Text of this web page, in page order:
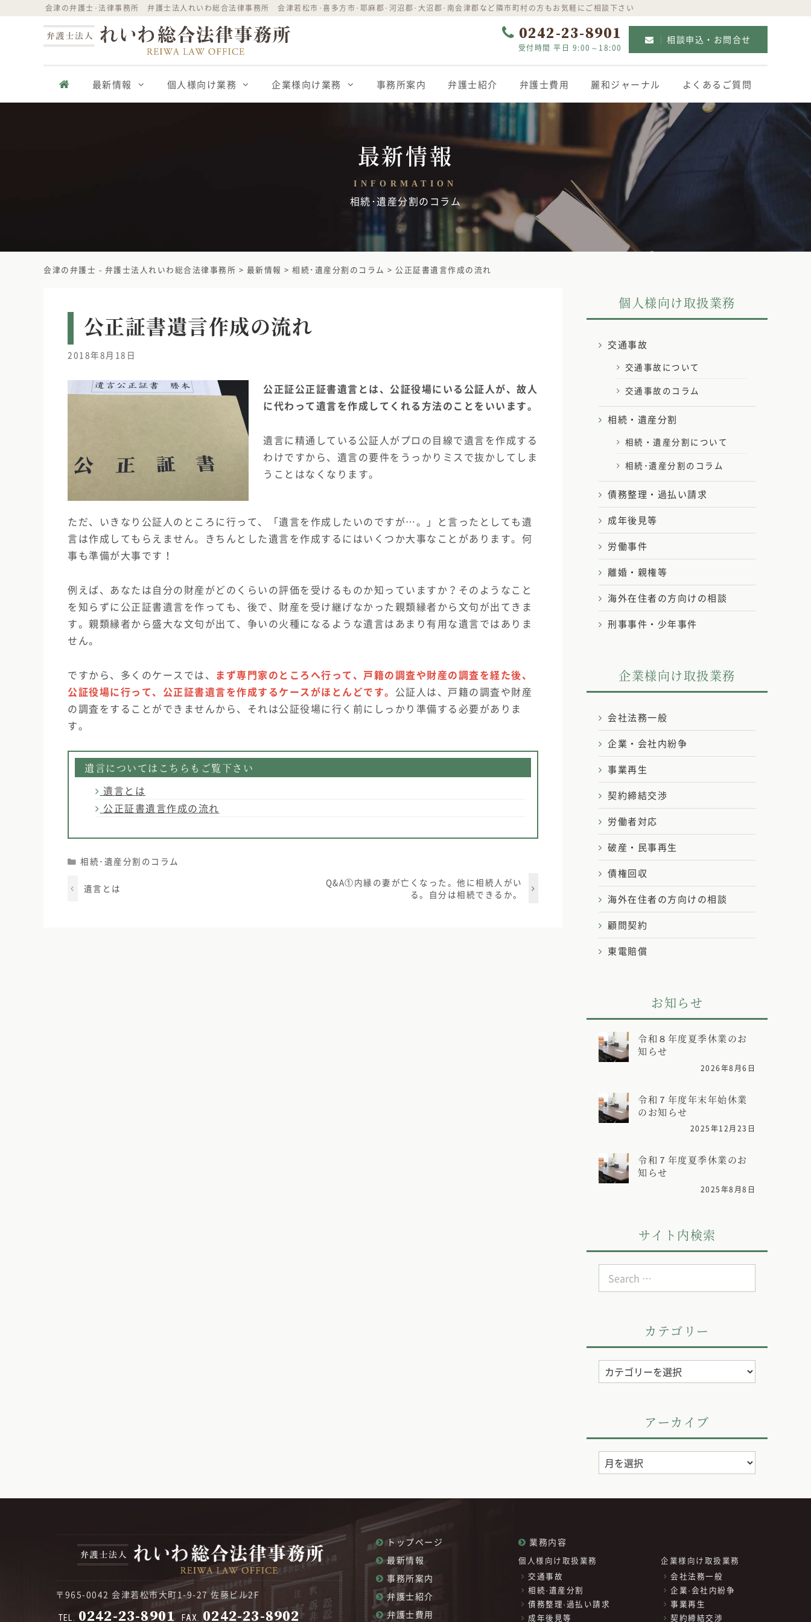
会津の弁護士･法律事務所 弁護士法人れいわ総合法律事務所 会津若松市･喜多方市･耶麻郡･河沼郡･大沼郡･南会津郡など隣市町村の方もお気軽にご相談下さい
0242-23-8901
受付時間 平日 9:00～18:00
相談申込・お問合せ
最新情報 個人様向け業務 企業様向け業務 事務所案内 弁護士紹介 弁護士費用 麗和ジャーナル よくあるご質問
最新情報
INFORMATION
相続･遺産分割のコラム
会津の弁護士 - 弁護士法人れいわ総合法律事務所 > 最新情報 > 相続･遺産分割のコラム > 公正証書遺言作成の流れ
公正証書遺言作成の流れ
2018年8月18日
公正証公正証書遺言とは、公証役場にいる公証人が、故人
に代わって遺言を作成してくれる方法のことをいいます。
遺言に精通している公証人がプロの目線で遺言を作成する
わけですから、遺言の要件をうっかりミスで抜かしてしま
うことはなくなります。
ただ、いきなり公証人のところに行って、「遺言を作成したいのですが…。」と言ったとしても遺
言は作成してもらえません。きちんとした遺言を作成するにはいくつか大事なことがあります。何
事も準備が大事です！
例えば、あなたは自分の財産がどのくらいの評価を受けるものか知っていますか？そのようなこと
を知らずに公正証書遺言を作っても、後で、財産を受け継げなかった親類縁者から文句が出てきま
す。親類縁者から盛大な文句が出て、争いの火種になるような遺言はあまり有用な遺言ではありま
せん。
ですから、多くのケースでは、 まず専門家のところへ行って、戸籍の調査や財産の調査を経た後、
公証役場に行って、公正証書遺言を作成するケースがほとんどです。 公証人は、戸籍の調査や財産
の調査をすることができませんから、それは公証役場に行く前にしっかり準備する必要がありま
す。
遺言についてはこちらもご覧下さい
遺言とは
公正証書遺言作成の流れ
Categories
相続･遺産分割のコラム
遺言とは
Q&A①内縁の妻が亡くなった。他に相続人がい
る。自分は相続できるか。
個人様向け取扱業務
交通事故
交通事故について
交通事故のコラム
相続・遺産分割
相続・遺産分割について
相続･遺産分割のコラム
債務整理・過払い請求
成年後見等
労働事件
離婚・親権等
海外在住者の方向けの相談
刑事事件・少年事件
企業様向け取扱業務
会社法務一般
企業・会社内紛争
事業再生
契約締結交渉
労働者対応
破産・民事再生
債権回収
海外在住者の方向けの相談
顧問契約
東電賠償
お知らせ
令和８年度夏季休業のお
知らせ
2026年8月6日
令和７年度年末年始休業
のお知らせ
2025年12月23日
令和７年度夏季休業のお
知らせ
2025年8月8日
サイト内検索
for:
カテゴリー
カ
テ
アーカイブ
ア
ー
〒965-0042 会津若松市大町1-9-27 佐藤ビル2F
TEL. 0242-23-8901 FAX. 0242-23-8902
トップページ
最新情報
事務所案内
弁護士紹介
弁護士費用
業務内容
個人様向け取扱業務
交通事故
相続·遺産分割
債務整理·過払い請求
成年後見等
企業様向け取扱業務
会社法務一般
企業·会社内紛争
事業再生
契約締結交渉